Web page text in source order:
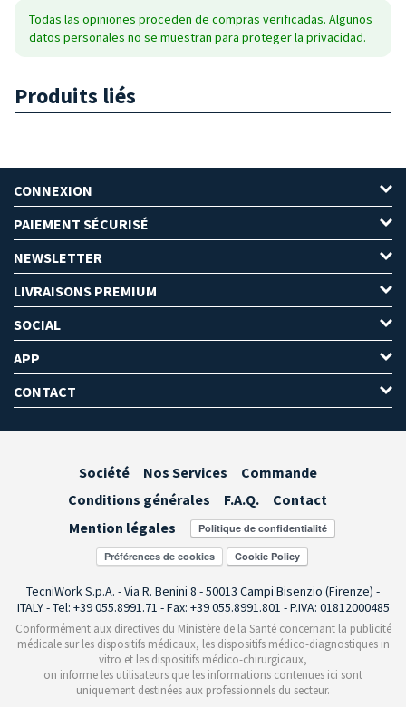
Todas las opiniones proceden de compras verificadas. Algunos
datos personales no se muestran para proteger la privacidad.
Produits liés
CONNEXION
PAIEMENT SÉCURISÉ
NEWSLETTER
LIVRAISONS PREMIUM
SOCIAL
APP
CONTACT
Société Nos Services
Commande
Conditions générales
F.A.Q.
Contact
Mention légales
Préférences de cookies
TecniWork S.p.A. - Via R. Benini 8 - 50013 Campi Bisenzio (Firenze) -
ITALY - Tel: +39 055.8991.71 - Fax: +39 055.8991.801 - P.IVA: 01812000485
Conformément aux directives du Ministère de la Santé concernant la publicité
médicale sur les dispositifs médicaux, les dispositifs médico-diagnostiques in
vitro et les dispositifs médico-chirurgicaux,
on informe les utilisateurs que les informations contenues ici sont
uniquement destinées aux professionnels du secteur.